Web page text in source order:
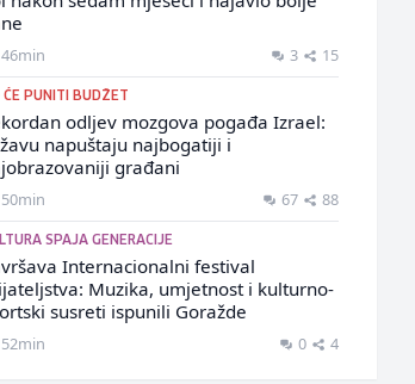
3 15
ĆE PUNITI BUDŽET
odljev mozgova pogađa Izrael:
napuštaju najbogatiji i
građani
67 88
SPAJA GENERACIJE
Internacionalni festival
Muzika, umjetnost i kulturno-
susreti ispunili Goražde
0 4